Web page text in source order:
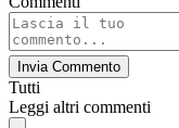
Invia Commento
Tutti
Leggi altri commenti